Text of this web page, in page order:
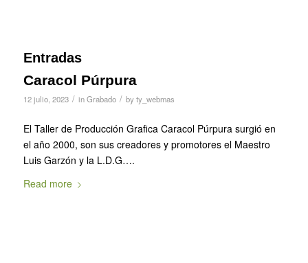
Entradas
Caracol Púrpura
12 julio, 2023 / inGrabado / byty_webmas
El Taller de Producción Grafica Caracol Púrpura surgió en
el año 2000, son sus creadores y promotores el Maestro
Luis Garzón y la L.D.G….
Read more